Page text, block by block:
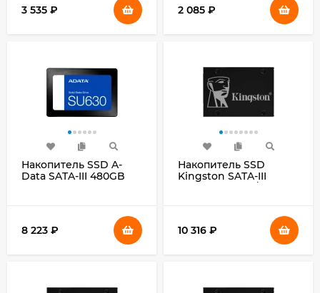
3 535 ₽ 2 085 ₽
Накопитель SSD A-
Data SATA-III 480GB
8 223 ₽
Накопитель SSD
Kingston SATA-III
10 316 ₽